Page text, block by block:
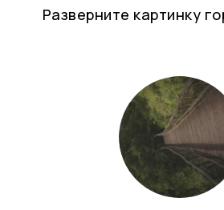
Разверните картинку